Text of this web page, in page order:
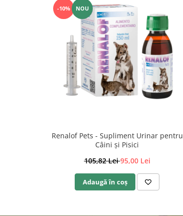
-10% NOU
Renalof Pets - Supliment Urinar pentru
Câini și Pisici
105,82 Lei95,00 Lei
Adaugă în coș